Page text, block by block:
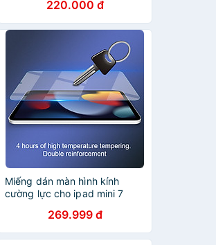
2018/2020/2021/Air 4/Air 5,
iPad Pro 12.9
2018/2020/2021, iPad Gen 10
chống vân tay cho cảm giác
vẽ như trên giấy - Hàng Chính
Hãng
220.000 đ
Miếng dán màn hình kính
cường lực cho ipad mini 7
chính hãng269.999 đ